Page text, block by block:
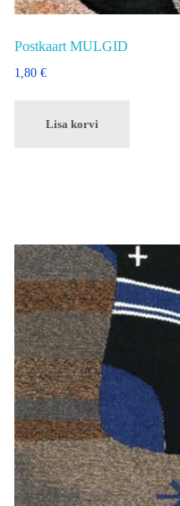
Postkaart MULGID
1,80 €
Lisa korvi